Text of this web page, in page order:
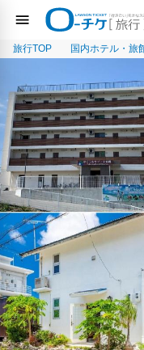
旅行TOP 国内ホテル・旅